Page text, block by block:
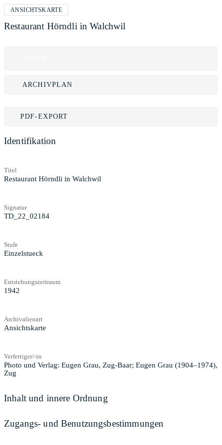
ANSICHTSKARTE
Restaurant Hörndli in Walchwil
ARCHIVPLAN
PDF-EXPORT
Identifikation
Titel
Restaurant Hörndli in Walchwil
Signatur
TD_22_02184
Stufe
Einzelstueck
Entstehungszeitraum
1942
Archivalienart
Ansichtskarte
Verfertiger/-in
Photo und Verlag: Eugen Grau, Zug-Baar; Eugen Grau (1904–1974),
Zug
Inhalt und innere Ordnung
Zugangs- und Benutzungsbestimmungen